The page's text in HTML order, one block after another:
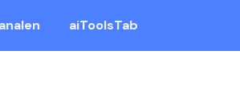
aiToolsTab